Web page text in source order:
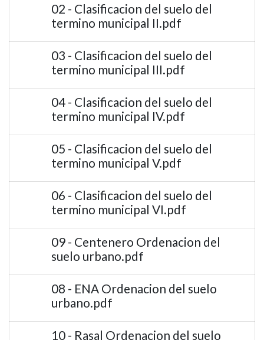
02 - Clasificacion del suelo del
termino municipal II.pdf
03 - Clasificacion del suelo del
termino municipal III.pdf
04 - Clasificacion del suelo del
termino municipal IV.pdf
05 - Clasificacion del suelo del
termino municipal V.pdf
06 - Clasificacion del suelo del
termino municipal VI.pdf
09 - Centenero Ordenacion del
suelo urbano.pdf
08 - ENA Ordenacion del suelo
urbano.pdf
10 - Rasal Ordenacion del suelo